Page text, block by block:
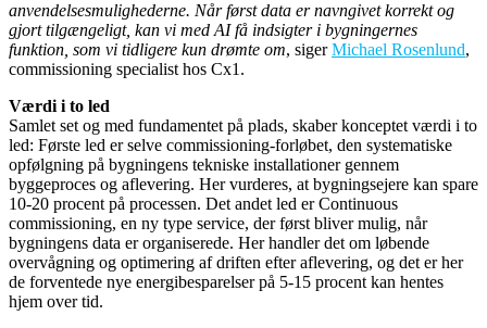
anvendelsesmulighederne. Når først data er navngivet korrekt og
gjort tilgængeligt, kan vi med AI få indsigter i bygningernes
funktion, som vi tidligere kun drømte om, sigerMichael Rosenlund,
commissioning specialist hos Cx1.
Værdi i to led
Samlet set og med fundamentet på plads, skaber konceptet værdi i to
led: Første led er selve commissioning-forløbet, den systematiske
opfølgning på bygningens tekniske installationer gennem
byggeproces og aflevering. Her vurderes, at bygningsejere kan spare
10-20 procent på processen. Det andet led er Continuous
commissioning, en ny type service, der først bliver mulig, når
bygningens data er organiserede. Her handler det om løbende
overvågning og optimering af driften efter aflevering, og det er her
de forventede nye energibesparelser på 5-15 procent kan hentes
hjem over tid.